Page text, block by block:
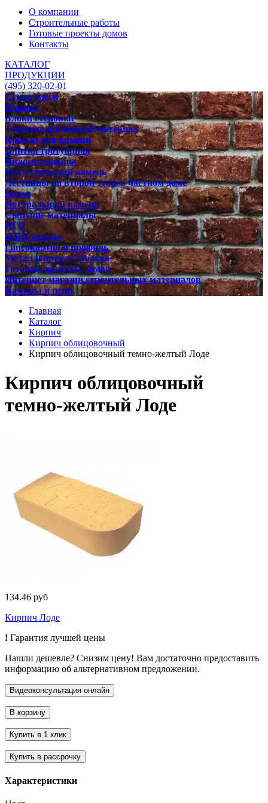
О компании
Строительные работы
Готовые проекты домов
Контакты
КАТАЛОГ
ПРОДУКЦИИ
(495) 320-02-01
Сухие смеси
Кирпич
Блоки стеновые
Теплоизоляционный материал
Кровля для крыши
Плитка тротуарная
Пиломатериалы
Искусственный камень
Лестницы на второй этаж в частном доме
Бетон
Натуральный камень
Сыпучие материалы
ПГП
ЖБИ заводы
Гипсокартон и профиль
Металлопрокат Москва
Готовые проекты домов
Интернет магазин строительных материалов
Камины и печи
Главная
Каталог
Кирпич
Кирпич облицовочный
Кирпич облицовочный темно-желтый Лоде
Кирпич облицовочный
темно-желтый Лоде
134.46 руб
Кирпич Лоде
! Гарантия лучшей цены
Нашли дешевле? Снизим цену! Вам достаточно предоставить
информацию об альтернативном предложении.
Характеристики